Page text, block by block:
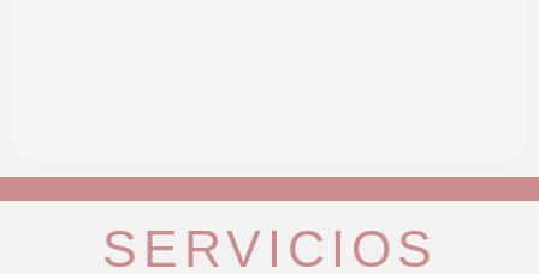
SERVICIOS